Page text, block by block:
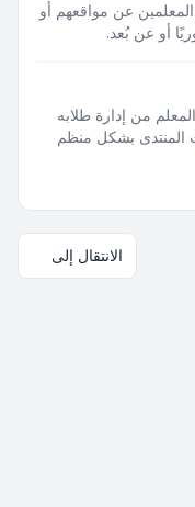
عن مواقعهم أو
أو عن بُعد.
من إدارة طلابه
المنتدى بشكل منظم
الانتقال إلى